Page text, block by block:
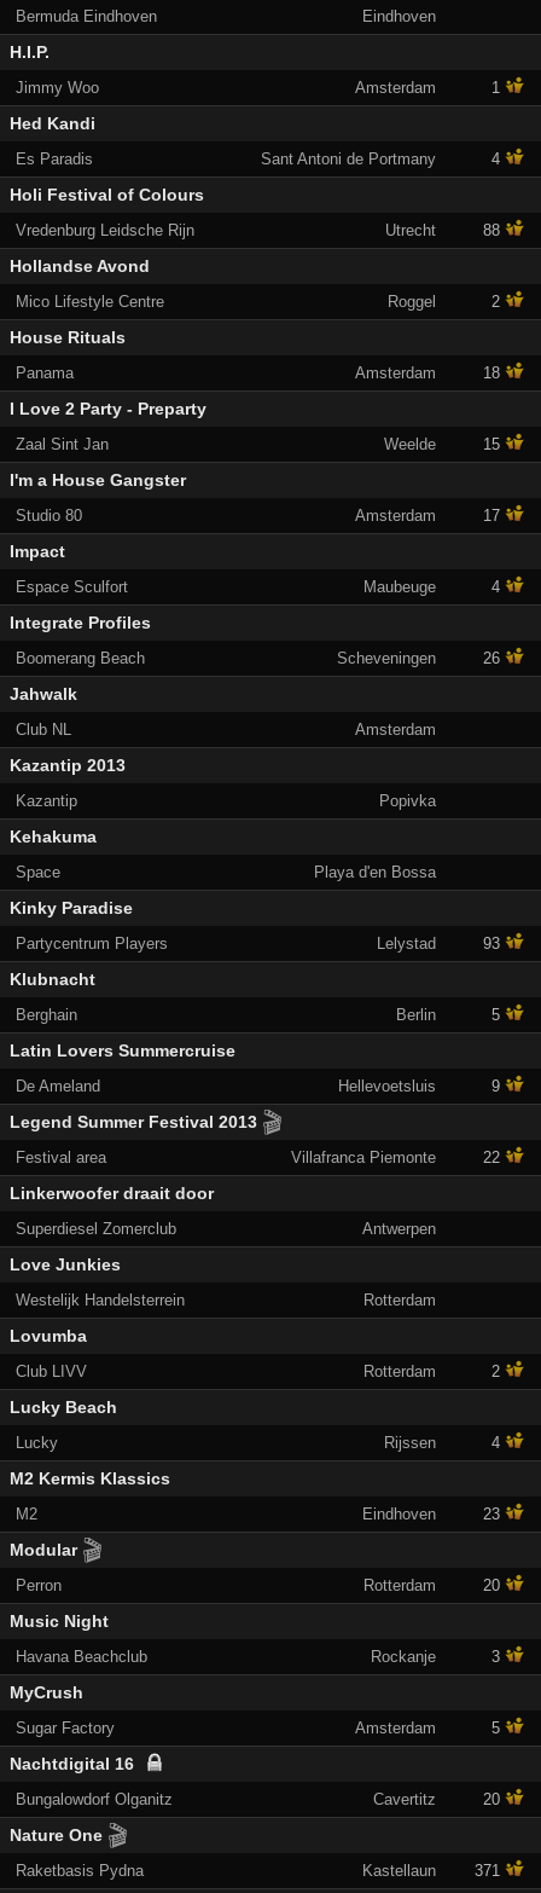
Bermuda Eindhoven Eindhoven
H.I.P.
Jimmy Woo Amsterdam 1
Hed Kandi
Es Paradis Sant Antoni de Portmany 4
Holi Festival of Colours
Vredenburg Leidsche Rijn Utrecht 88
Hollandse Avond
Mico Lifestyle Centre Roggel 2
House Rituals
Panama Amsterdam 18
I Love 2 Party - Preparty
Zaal Sint Jan Weelde 15
I'm a House Gangster
Studio 80 Amsterdam 17
Impact
Espace Sculfort Maubeuge 4
Integrate Profiles
Boomerang Beach Scheveningen 26
Jahwalk
Club NL Amsterdam
Kazantip 2013
Kazantip Popivka
Kehakuma
Space Playa d'en Bossa
Kinky Paradise
Partycentrum Players Lelystad 93
Klubnacht
Berghain Berlin 5
Latin Lovers Summercruise
De Ameland Hellevoetsluis 9
Legend Summer Festival 2013 🎬
Festival area Villafranca Piemonte 22
Linkerwoofer draait door
Superdiesel Zomerclub Antwerpen
Love Junkies
Westelijk Handelsterrein Rotterdam
Lovumba
Club LIVV Rotterdam 2
Lucky Beach
Lucky Rijssen 4
M2 Kermis Klassics
M2 Eindhoven 23
Modular 🎬
Perron Rotterdam 20
Music Night
Havana Beachclub Rockanje 3
MyCrush
Sugar Factory Amsterdam 5
Nachtdigital 16
Bungalowdorf Olganitz Cavertitz 20
Nature One 🎬
Raketbasis Pydna Kastellaun 371